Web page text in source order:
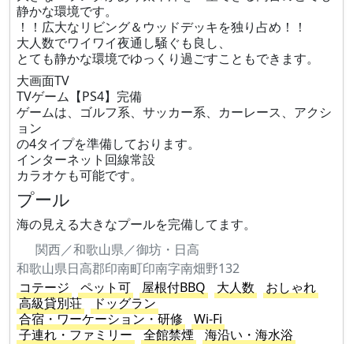
静かな環境です。
！！広大なリビング＆ウッドデッキを独り占め！！
大人数でワイワイ夜通し騒ぐも良し、
とても静かな環境でゆっくり過ごすこともできます。
大画面TV
TVゲーム【PS4】完備
ゲームは、ゴルフ系、サッカー系、カーレース、アクシ
ョン
の4タイプを準備しております。
インターネット回線常設
カラオケも可能です。
プール
海の見える大きなプールを完備してます。
関西／和歌山県／御坊・日高
和歌山県日高郡印南町印南字南畑野132
コテージ
ペット可 屋根付BBQ 大人数
おしゃれ
高級貸別荘
ドッグラン
合宿・ワーケーション・研修
Wi-Fi
子連れ・ファミリー
全館禁煙 海沿い・海水浴